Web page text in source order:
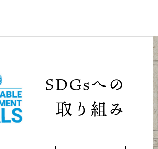
SDGsへの
取り組み